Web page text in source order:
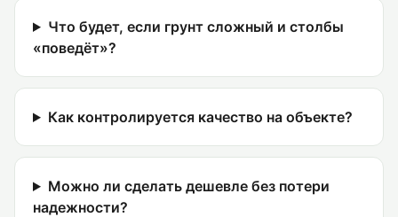
Что будет, если грунт сложный и столбы
«поведёт»?
Как контролируется качество на объекте?
Можно ли сделать дешевле без потери
надежности?